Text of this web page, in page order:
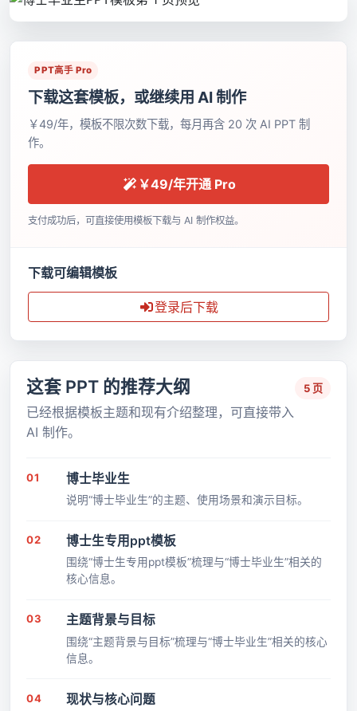
PPT高手 Pro
下载这套模板，或继续用 AI 制作
￥49/年，模板不限次数下载，每月再含 20 次 AI PPT 制
作。
￥49/年开通 Pro
支付成功后，可直接使用模板下载与 AI 制作权益。
下载可编辑模板
登录后下载
这套 PPT 的推荐大纲
已经根据模板主题和现有介绍整理，可直接带入
AI 制作。
5 页
01 博士毕业生
说明“博士毕业生”的主题、使用场景和演示目标。
02 博士生专用ppt模板
围绕“博士生专用ppt模板”梳理与“博士毕业生”相关的
核心信息。
03 主题背景与目标
围绕“主题背景与目标”梳理与“博士毕业生”相关的核心
信息。
04 现状与核心问题